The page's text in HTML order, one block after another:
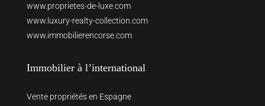
www.proprietes-de-luxe.com
www.luxury-realty-collection.com
www.immobilierencorse.com
Immobilier à l’international
Vente propriétés en Espagne